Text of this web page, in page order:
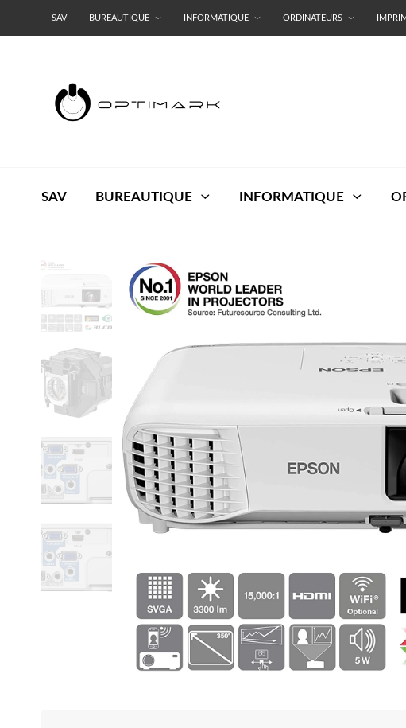
SAV BUREAUTIQUE INFORMATIQUE ORDINATEURS
SAV BUREAUTIQUE INFORMATIQUE